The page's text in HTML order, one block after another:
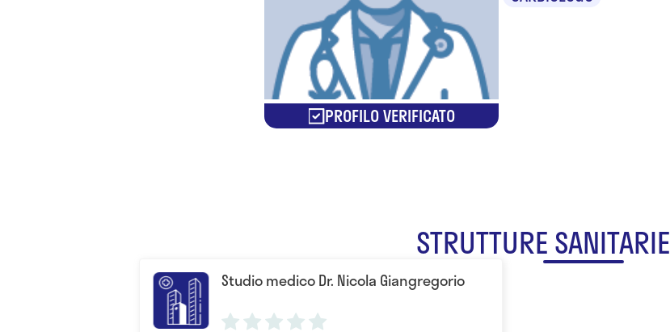
PROFILO VERIFICATO
STRUTTURE SANITARIE
Studio medico Dr. Nicola Giangregorio